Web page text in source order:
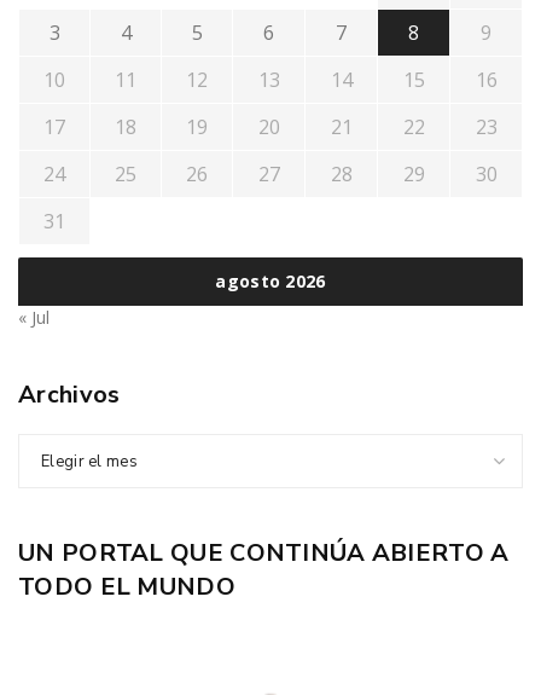
agosto 2026
3
4 5 6 7 8
9
10
11 12 13 14 15
16
17
18 19 20 21 22
23
24
25 26 27 28 29
30
31
« Jul
Archivos
Elegir el mes
UN PORTAL QUE CONTINÚA ABIERTO A
TODO EL MUNDO